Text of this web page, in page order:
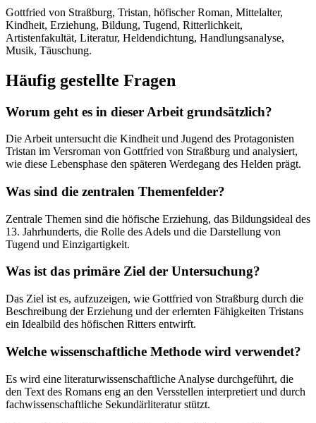
Gottfried von Straßburg, Tristan, höfischer Roman, Mittelalter,
Kindheit, Erziehung, Bildung, Tugend, Ritterlichkeit,
Artistenfakultät, Literatur, Heldendichtung, Handlungsanalyse,
Musik, Täuschung.
Häufig gestellte Fragen
Worum geht es in dieser Arbeit grundsätzlich?
Die Arbeit untersucht die Kindheit und Jugend des Protagonisten
Tristan im Versroman von Gottfried von Straßburg und analysiert,
wie diese Lebensphase den späteren Werdegang des Helden prägt.
Was sind die zentralen Themenfelder?
Zentrale Themen sind die höfische Erziehung, das Bildungsideal des
13. Jahrhunderts, die Rolle des Adels und die Darstellung von
Tugend und Einzigartigkeit.
Was ist das primäre Ziel der Untersuchung?
Das Ziel ist es, aufzuzeigen, wie Gottfried von Straßburg durch die
Beschreibung der Erziehung und der erlernten Fähigkeiten Tristans
ein Idealbild des höfischen Ritters entwirft.
Welche wissenschaftliche Methode wird verwendet?
Es wird eine literaturwissenschaftliche Analyse durchgeführt, die
den Text des Romans eng an den Versstellen interpretiert und durch
fachwissenschaftliche Sekundärliteratur stützt.